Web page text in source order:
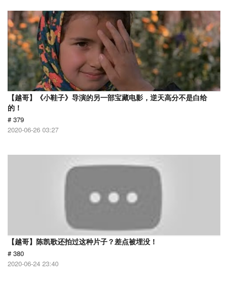
【越哥】《小鞋子》导演的另一部宝藏电影，逆天高分不是白给
的！
# 379
2020-06-26 03:27
【越哥】陈凯歌还拍过这种片子？差点被埋没！
# 380
2020-06-24 23:40